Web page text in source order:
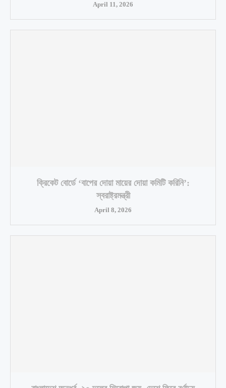
April 11, 2026
ক্রিকেট বোর্ডে ‘বাপের দোয়া মায়ের দোয়া কমিটি করিনি’:
স্বরাষ্ট্রমন্ত্রী
April 8, 2026